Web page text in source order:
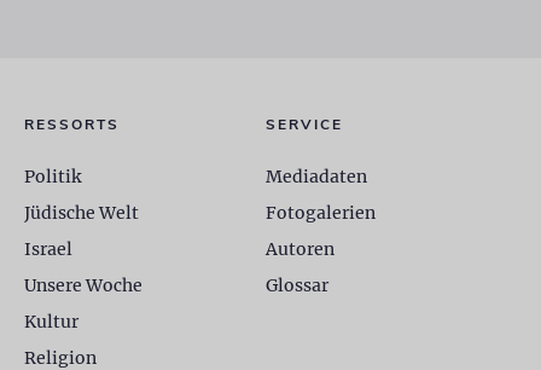
RESSORTS
Politik
Jüdische Welt
Israel
Unsere Woche
Kultur
Religion
SERVICE
Mediadaten
Fotogalerien
Autoren
Glossar